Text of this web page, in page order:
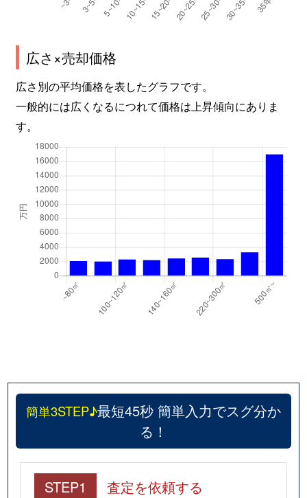
広さ×売却価格
広さ別の平均価格を表したグラフです。
一般的には広くなるにつれて価格は上昇傾向にありま
す。
簡単3STEP♪最短45秒 簡単入力でスグ分か
る！
STEP1 査定を依頼する